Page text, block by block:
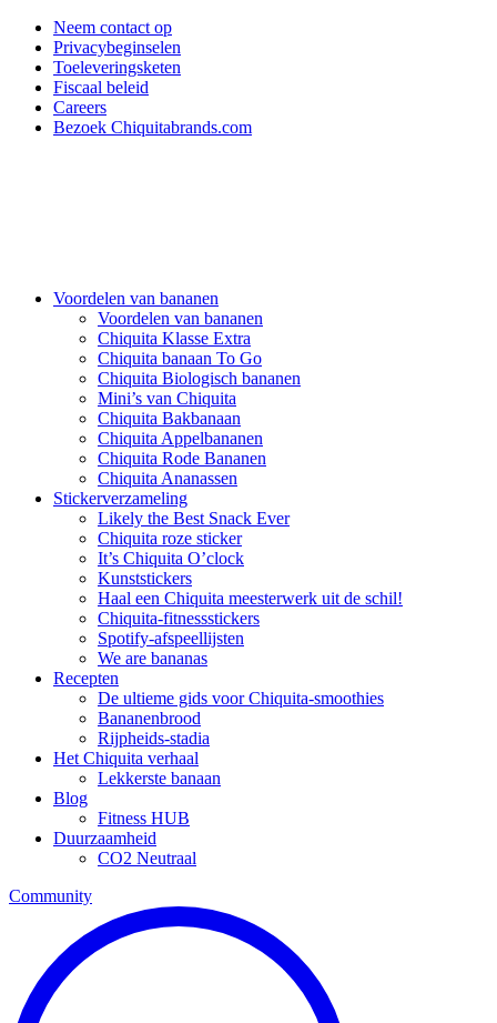
Neem contact op
Privacybeginselen
Toeleveringsketen
Fiscaal beleid
Careers
Bezoek Chiquitabrands.com
Voordelen van bananen
Voordelen van bananen
Chiquita Klasse Extra
Chiquita banaan To Go
Chiquita Biologisch bananen
Mini’s van Chiquita
Chiquita Bakbanaan
Chiquita Appelbananen
Chiquita Rode Bananen
Chiquita Ananassen
Stickerverzameling
Likely the Best Snack Ever
Chiquita roze sticker
It’s Chiquita O’clock
Kunststickers
Haal een Chiquita meesterwerk uit de schil!
Chiquita-fitnessstickers
Spotify-afspeellijsten
We are bananas
Recepten
De ultieme gids voor Chiquita-smoothies
Bananenbrood
Rijpheids-stadia
Het Chiquita verhaal
Lekkerste banaan
Blog
Fitness HUB
Duurzaamheid
CO2 Neutraal
Community